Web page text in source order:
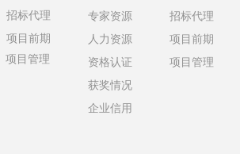
招标代理
项目前期
专家资源
人力资源
资格认证
获奖情况
企业信用
招标代理
项目管理
项目前期
项目管理